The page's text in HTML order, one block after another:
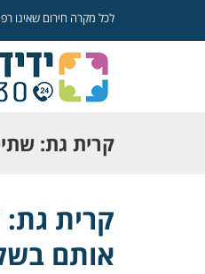
לכל מקרה חירום שאינו
קרית גת: שתי
חילצו אותם
קרית גת:
אותם